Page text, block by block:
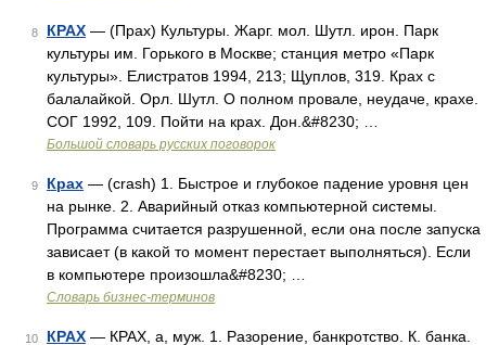
8 КРАХ — (Прах) Культуры. Жарг. мол. Шутл. ирон. Парк
культуры им. Горького в Москве; станция метро «Парк
культуры». Елистратов 1994, 213; Щуплов, 319. Крах с
балалайкой. Орл. Шутл. О полном провале, неудаче, крахе.
СОГ 1992, 109. Пойти на крах. Дон.&#8230; …
Большой словарь русских поговорок
9 Крах — (crash) 1. Быстрое и глубокое падение уровня цен
на рынке. 2. Аварийный отказ компьютерной системы.
Программа считается разрушенной, если она после запуска
зависает (в какой то момент перестает выполняться). Если
в компьютере произошла&#8230; …
Словарь бизнес-терминов
10 КРАХ — КРАХ, а, муж. 1. Разорение, банкротство. К. банка.